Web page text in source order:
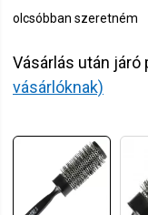
olcsóbban szeretném
Vásárlás után járó
vásárlóknak)